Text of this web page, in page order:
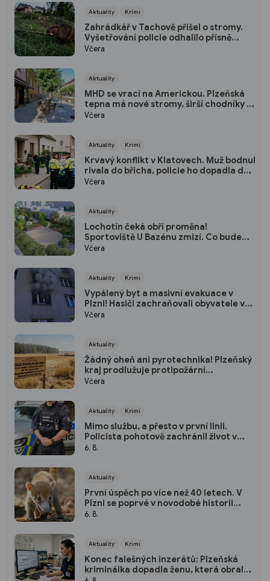
Aktuality Krimi
Zahrádkář v Tachově přišel o stromy.
Vyšetřování policie odhalilo přísně
chráněného viníka
Včera
Aktuality
MHD se vrací na Americkou. Plzeňská
tepna má nové stromy, širší chodníky i
zónu 20 km/h
Včera
Aktuality Krimi
Krvavý konflikt v Klatovech. Muž bodnul
rivala do břicha, policie ho dopadla do
dvou hodin
Včera
Aktuality
Lochotín čeká obří proměna!
Sportoviště U Bazénu zmizí. Co bude
místo něj?
Včera
Aktuality Krimi
Vypálený byt a masivní evakuace v
Plzni! Hasiči zachraňovali obyvatele v
maskách
Včera
Aktuality
Žádný oheň ani pyrotechnika! Plzeňský
kraj prodlužuje protipožární
pohotovost
Včera
Aktuality Krimi
Mimo službu, a přesto v první linii.
Policista pohotově zachránil život v
plzeňském fitku
6. 8.
Aktuality
První úspěch po více než 40 letech. V
Plzni se poprvé v novodobé historii
narodili nosálové bělohubí
6. 8.
Aktuality Krimi
Konec falešných inzerátů: Plzeňská
kriminálka dopadla ženu, která obrala